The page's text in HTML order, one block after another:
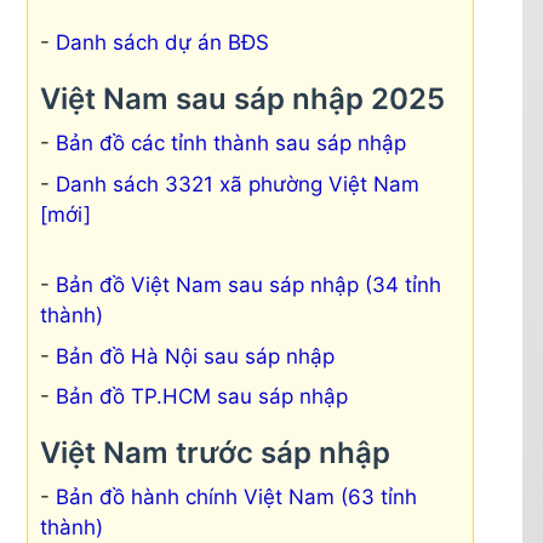
Danh sách dự án BĐS
Việt Nam sau sáp nhập 2025
Bản đồ các tỉnh thành sau sáp nhập
Danh sách 3321 xã phường Việt Nam
[mới]
Bản đồ Việt Nam sau sáp nhập (34 tỉnh
thành)
Bản đồ Hà Nội sau sáp nhập
Bản đồ TP.HCM sau sáp nhập
Việt Nam trước sáp nhập
Bản đồ hành chính Việt Nam (63 tỉnh
thành)